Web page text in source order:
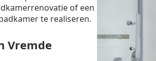
of een
te realiseren.
Vremde